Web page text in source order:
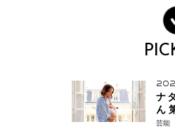
ナ
ん
「
芸能